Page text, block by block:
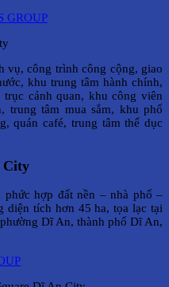
vụ, công trình công cộng, giao
khu trung tâm hành chính,
cảnh quan, khu công viên
trung tâm mua sắm, khu phố
quán café, trung tâm thể dục
City
hợp đất nền – nhà phố –
diện tích hơn 45 ha, tọa lạc tại
Dĩ An, thành phố Dĩ An,